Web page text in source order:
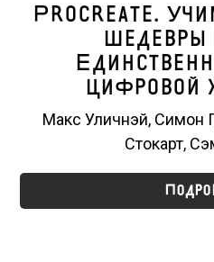
Procreate.
шедевры
цифровой
Макс Уличнэй, Симон
Стокарт,